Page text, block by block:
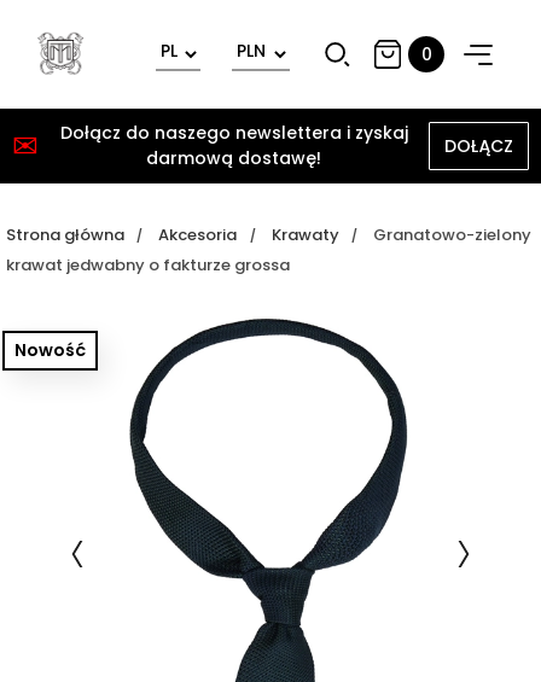
0
Strona główna Akcesoria Krawaty
Granatowo-zielony
krawat jedwabny o fakturze grossa
Nowość
✉
Dołącz do naszego newslettera i zyskaj
darmową dostawę!
DOŁĄCZ